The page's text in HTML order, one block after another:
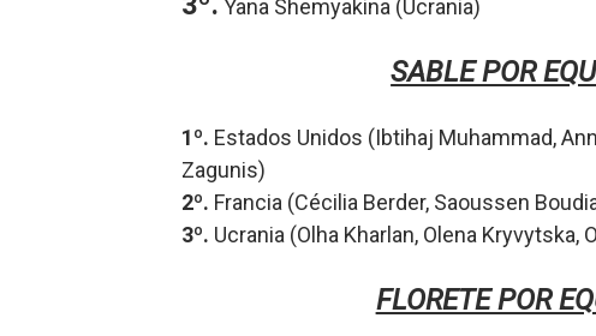
Yana Shemyakina (Ucrania)
SABLE POR
1º. Estados Unidos (Ibtihaj Muhammad,
Zagunis)
2º. Francia (Cécilia Berder, Saoussen
3º. Ucrania (Olha Kharlan, Olena Kryvytska,
FLORETE POR